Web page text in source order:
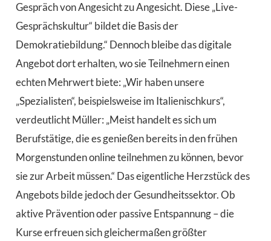
Gespräch von Angesicht zu Angesicht. Diese „Live-
Gesprächskultur“ bildet die Basis der
Demokratiebildung.“ Dennoch bleibe das digitale
Angebot dort erhalten, wo sie Teilnehmern einen
echten Mehrwert biete: „Wir haben unsere
„Spezialisten“, beispielsweise im Italienischkurs“,
verdeutlicht Müller: „Meist handelt es sich um
Berufstätige, die es genießen bereits in den frühen
Morgenstunden online teilnehmen zu können, bevor
sie zur Arbeit müssen.“ Das eigentliche Herzstück des
Angebots bilde jedoch der Gesundheitssektor. Ob
aktive Prävention oder passive Entspannung – die
Kurse erfreuen sich gleichermaßen größter